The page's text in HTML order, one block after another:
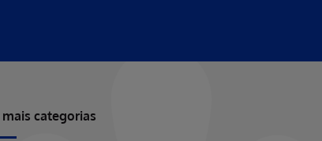
categorias